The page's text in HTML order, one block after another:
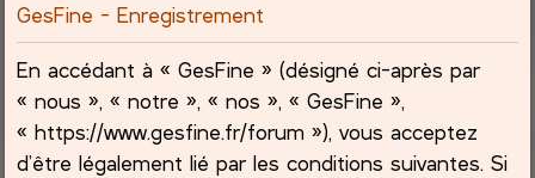
GesFine - Enregistrement
En accédant à « GesFine » (désigné ci-après par
« nous », « notre », « nos », « GesFine »,
« https://www.gesfine.fr/forum »), vous acceptez
d’être légalement lié par les conditions suivantes. Si